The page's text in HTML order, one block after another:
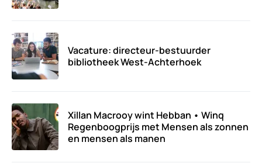
Vacature: directeur-bestuurder
bibliotheek West-Achterhoek
Xillan Macrooy wint Hebban • Winq
Regenboogprijs met Mensen als zonnen
en mensen als manen